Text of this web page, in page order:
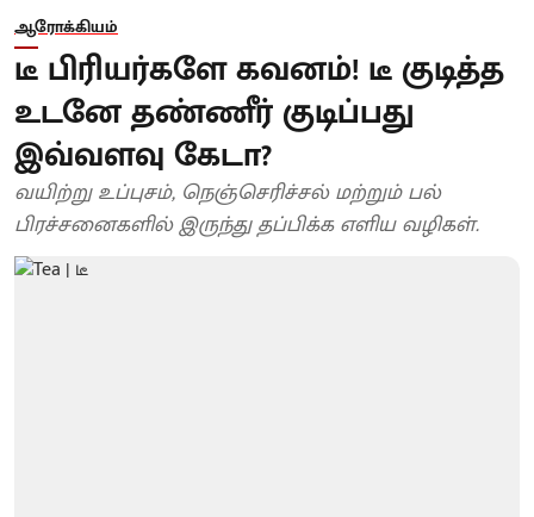
ஆரோக்கியம்
டீ பிரியர்களே கவனம்! டீ குடித்த
உடனே தண்ணீர் குடிப்பது
இவ்வளவு கேடா?
வயிற்று உப்புசம், நெஞ்செரிச்சல் மற்றும் பல்
பிரச்சனைகளில் இருந்து தப்பிக்க எளிய வழிகள்.